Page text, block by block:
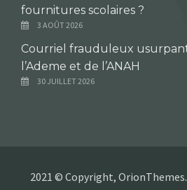
fournitures scolaires ?
3 AOÛT 2026
Courriel frauduleux
l’Ademe et de l’ANAH
30 JUILLET 2026
2021 © Copyright,